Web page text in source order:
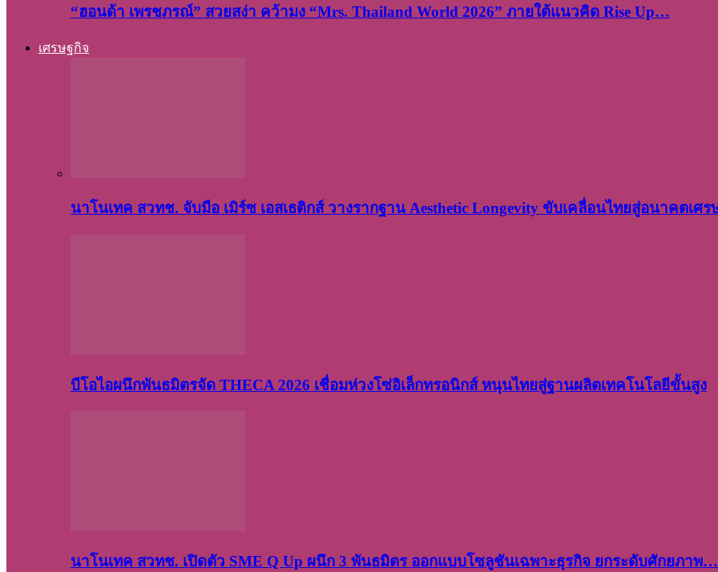
“ฮอนด้า เพรชภรณ์” สวยสง่า คว้ามง “Mrs. Thailand World 2026” ภายใต้แนวคิด Rise Up…
เศรษฐกิจ
นาโนเทค สวทช. จับมือ เมิร์ซ เอสเธติกส์ วางรากฐาน Aesthetic Longevity ขับเคลื่อนไทยสู่อนาคตเ
บีโอไอผนึกพันธมิตรจัด THECA 2026 เชื่อมห่วงโซ่อิเล็กทรอนิกส์ หนุนไทยสู่ฐานผลิตเทคโนโลยีขั้นสูง
นาโนเทค สวทช. เปิดตัว SME Q Up ผนึก 3 พันธมิตร ออกแบบโซลูชันเฉพาะธุรกิจ ยกระดับศักยภาพ…